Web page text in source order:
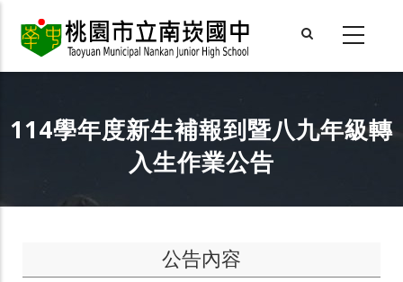
114學年度新生補報到暨八九年級轉
入生作業公告
公告內容